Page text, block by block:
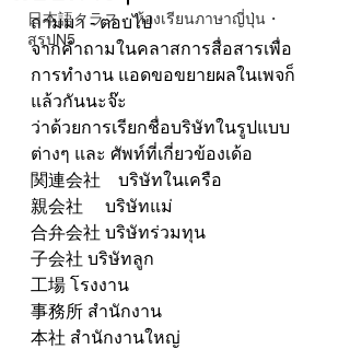
日本語クラス・ห้องเรียนภาษาญี่ปุ่น・
สรุปN5
ถามมา - ตอบไป
จากคำถามในคลาสการสื่อสารเพื่อ
การทำงาน แอดขอขยายผลในเพจก็
แล้วกันนะจ๊ะ
ว่าด้วยการเรียกชื่อบริษัทในรูปแบบ
ต่างๆ และ ศัพท์ที่เกี่ยวข้องเด้อ
関連会社　บริษัทในเครือ
親会社　 บริษัทแม่
合弁会社 บริษัทร่วมทุน
子会社 บริษัทลูก
工場 โรงงาน
事務所 สำนักงาน
本社 สำนักงานใหญ่